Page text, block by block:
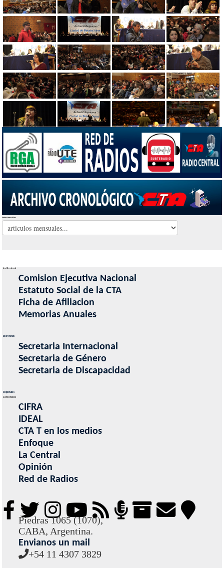
Seleccionar Mes
Institucional
Comision Ejecutiva Nacional
Estatuto Social de la CTA
Ficha de Afiliacion
Memorias Anuales
Secretarias
Secretaria Internacional
Secretaria de Género
Secretaria de Discapacidad
Regionales
Contenidos
CIFRA
IDEAL
CTA T en los medios
Enfoque
La Central
Opinión
Red de Radios
Piedras 1065 (1070),
CABA, Argentina.
Envianos un mail
+54 11 4307 3829